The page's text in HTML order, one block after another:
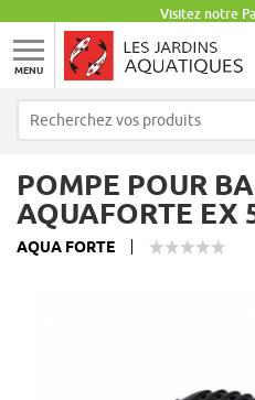
Visitez notre
MENU
POMPE POUR
AQUAFORTE EX
AQUA FORTE